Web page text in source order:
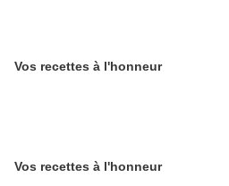
Vos recettes à l'honneur
Vos recettes à l'honneur